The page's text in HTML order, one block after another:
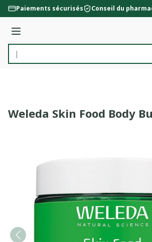
Aller au contenu
Paiements sécurisés Conseil du
Menu
Rechercher
Weleda Skin Food Body